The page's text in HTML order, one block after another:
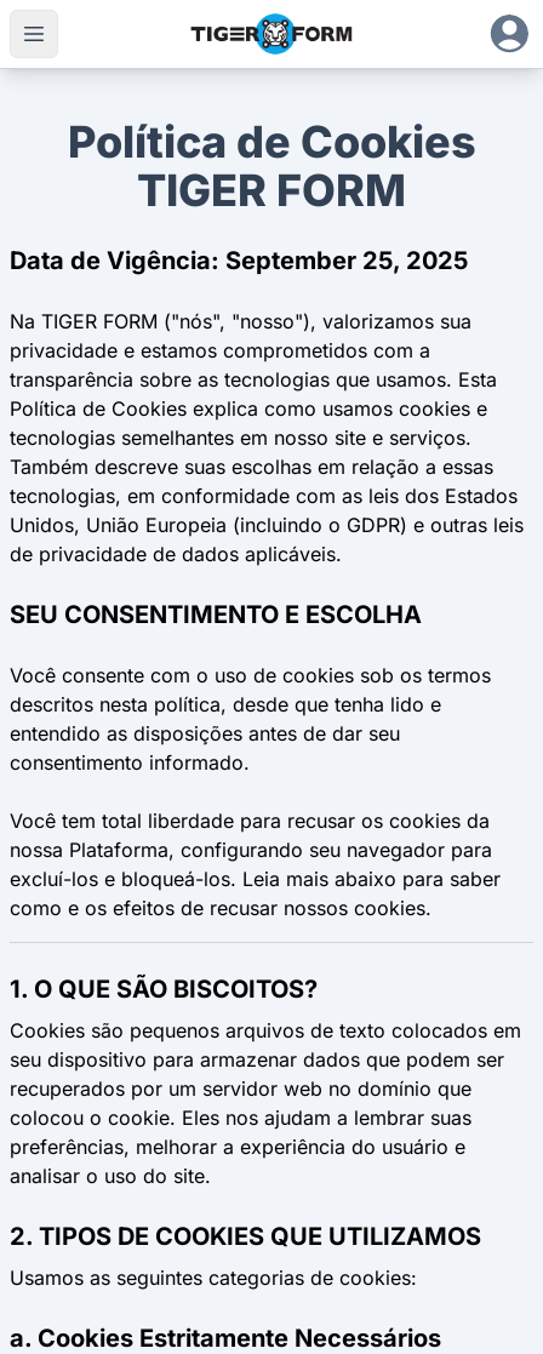
Política de Cookies
TIGER FORM
Data de Vigência: September 25, 2025
Na TIGER FORM ("nós", "nosso"), valorizamos sua
privacidade e estamos comprometidos com a
transparência sobre as tecnologias que usamos. Esta
Política de Cookies explica como usamos cookies e
tecnologias semelhantes em nosso site e serviços.
Também descreve suas escolhas em relação a essas
tecnologias, em conformidade com as leis dos Estados
Unidos, União Europeia (incluindo o GDPR) e outras leis
de privacidade de dados aplicáveis.
SEU CONSENTIMENTO E ESCOLHA
Você consente com o uso de cookies sob os termos
descritos nesta política, desde que tenha lido e
entendido as disposições antes de dar seu
consentimento informado.
Você tem total liberdade para recusar os cookies da
nossa Plataforma, configurando seu navegador para
excluí-los e bloqueá-los. Leia mais abaixo para saber
como e os efeitos de recusar nossos cookies.
1. O QUE SÃO BISCOITOS?
Cookies são pequenos arquivos de texto colocados em
seu dispositivo para armazenar dados que podem ser
recuperados por um servidor web no domínio que
colocou o cookie. Eles nos ajudam a lembrar suas
preferências, melhorar a experiência do usuário e
analisar o uso do site.
2. TIPOS DE COOKIES QUE UTILIZAMOS
Usamos as seguintes categorias de cookies:
a. Cookies Estritamente Necessários